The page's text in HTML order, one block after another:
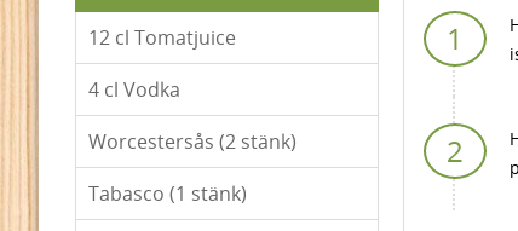
12 cl Tomatjuice
4 cl Vodka
Worcestersås (2 stänk)
Tabasco (1 stänk)